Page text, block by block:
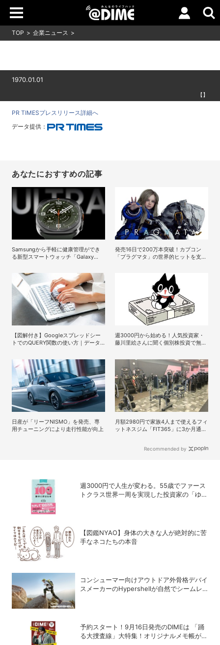
TOP 企業ニュース
1970.01.01
【】
PR TIMESプレスリリース詳細へ
データ提供：
あなたにおすすめの記事
Samsungから手軽に健康管理ができ
る新型スマートウォッチ「Galaxy
発売16日で200万本突破！カプコン
「プラグマタ」の世界的ヒットを支え
【図解付き】Googleスプレッドシー
トでのQUERY関数の使い方｜データ
週3000円から始める！人気投資家・
藤川里絵さんに聞く個別株投資で無理
日産が「リーフNISMO」を発売、専
用チューニングにより走行性能が向上
月額2980円で家族4人まで使えるフィ
ットネスジム「FIT365」に3か月通っ
Recommended by
週3000円で人生が変わる。55歳でファース
トクラス世界一周を実現した投資家の「ゆる
【図鑑NYAO】身体の大きな人が絶対的に苦
手なネコたちの本音
コンシューマー向けアウトドア外骨格デバイ
スメーカーのHypershellが自然でシームレ
予約スタート！9月16日発売のDIMEは 「踊
る大捜査線」大特集！オリジナルメモ帳が特